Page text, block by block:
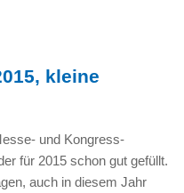
kleine
und Kongress-
für 2015 schon gut gefüllt.
auch in diesem Jahr